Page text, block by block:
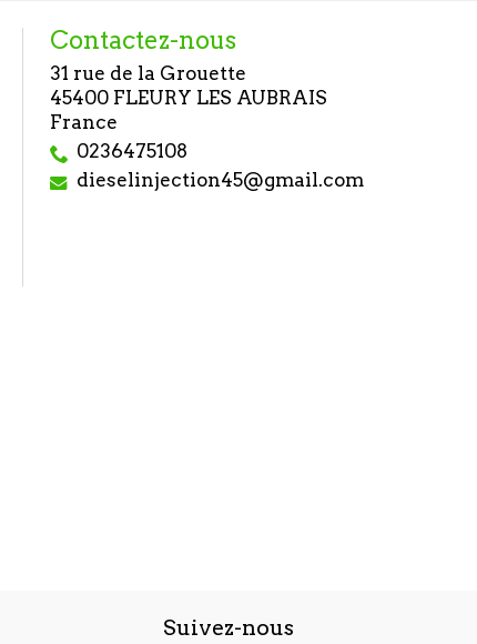
Contactez-nous
31 rue de la Grouette
45400 FLEURY LES AUBRAIS
France
0236475108
dieselinjection45@gmail.com
Suivez-nous